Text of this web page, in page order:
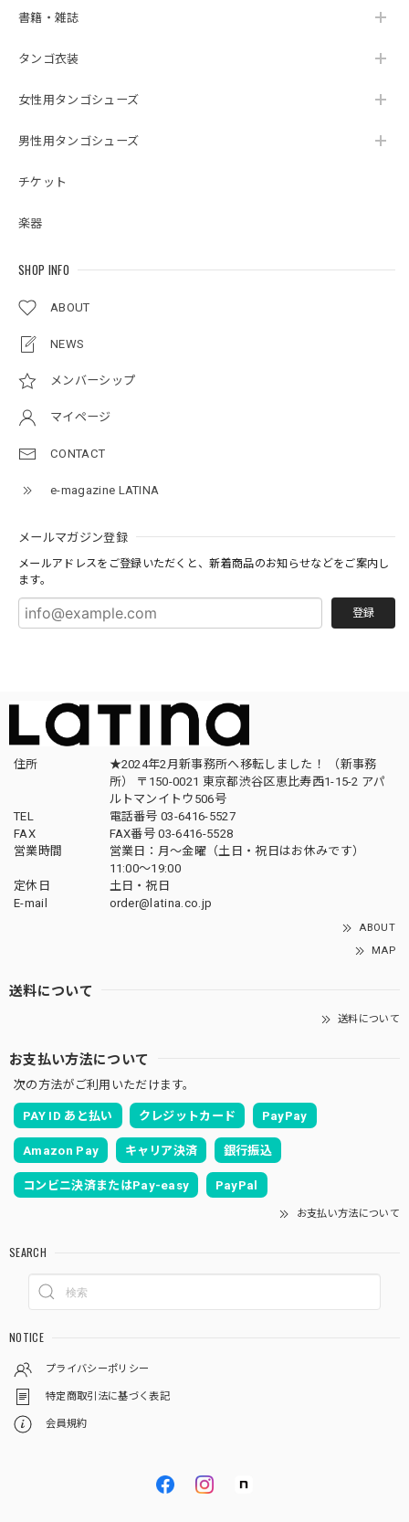
書籍・雑誌
タンゴ衣装
女性用タンゴシューズ
男性用タンゴシューズ
チケット
楽器
SHOP INFO
ABOUT
NEWS
メンバーシップ
マイページ
CONTACT
e-magazine LATINA
メールマガジン登録
メールアドレスをご登録いただくと、新着商品のお知らせなどをご案内し
ます。
登録
住所
★2024年2月新事務所へ移転しました！ （新事務
所） 〒150-0021 東京都渋谷区恵比寿西1-15-2 アパ
ルトマンイトウ506号
TEL
電話番号 03-6416-5527
FAX
FAX番号 03-6416-5528
営業時間
営業日：月〜金曜（土日・祝日はお休みです）
11:00〜19:00
定休日
土日・祝日
E-mail
order@latina.co.jp
ABOUT
MAP
送料について
送料について
お支払い方法について
次の方法がご利用いただけます。
PAY ID あと払い クレジットカード PayPay
Amazon Pay キャリア決済 銀行振込
コンビニ決済またはPay-easy PayPal
お支払い方法について
SEARCH
NOTICE
プライバシーポリシー
特定商取引法に基づく表記
会員規約